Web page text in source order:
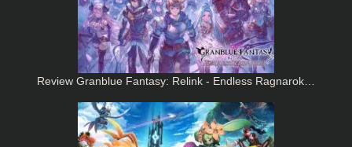
Review Granblue Fantasy: Relink - Endless Ragnarok…